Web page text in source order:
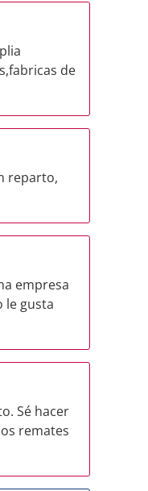
de
reparto,
empresa
le gusta
Sé hacer
remates